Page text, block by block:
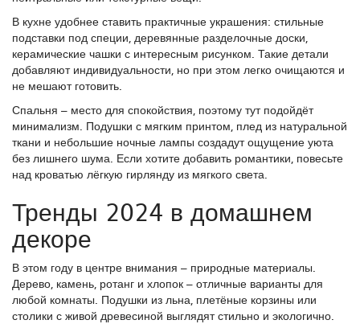
В кухне удобнее ставить практичные украшения: стильные
подставки под специи, деревянные разделочные доски,
керамические чашки с интересным рисунком. Такие детали
добавляют индивидуальности, но при этом легко очищаются и
не мешают готовить.
Спальня – место для спокойствия, поэтому тут подойдёт
минимализм. Подушки с мягким принтом, плед из натуральной
ткани и небольшие ночные лампы создадут ощущение уюта
без лишнего шума. Если хотите добавить романтики, повесьте
над кроватью лёгкую гирлянду из мягкого света.
Тренды 2024 в домашнем
декоре
В этом году в центре внимания – природные материалы.
Дерево, камень, ротанг и хлопок – отличные варианты для
любой комнаты. Подушки из льна, плетёные корзины или
столики с живой древесиной выглядят стильно и экологично.